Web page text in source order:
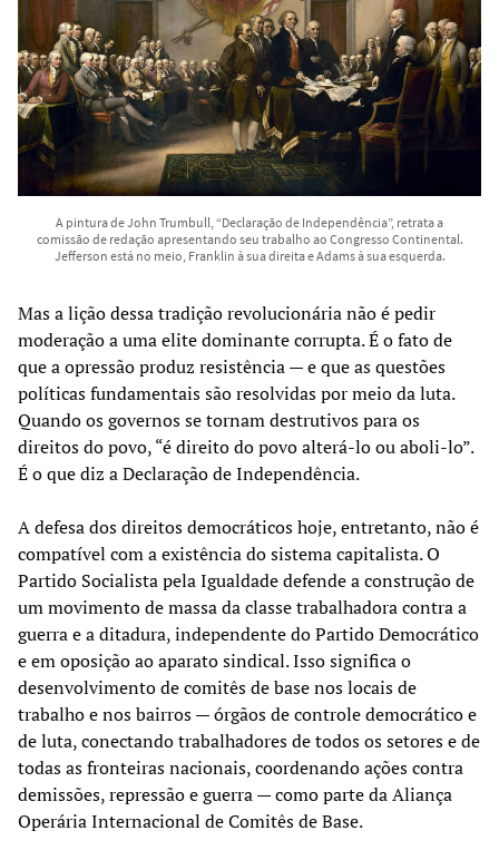
A pintura de John Trumbull, “Declaração de Independência”, retrata a
comissão de redação apresentando seu trabalho ao Congresso Continental.
Jefferson está no meio, Franklin à sua direita e Adams à sua esquerda.
Mas a lição dessa tradição revolucionária não é pedir
moderação a uma elite dominante corrupta. É o fato de
que a opressão produz resistência — e que as questões
políticas fundamentais são resolvidas por meio da luta.
Quando os governos se tornam destrutivos para os
direitos do povo, “é direito do povo alterá-lo ou aboli-lo”.
É o que diz a Declaração de Independência.
A defesa dos direitos democráticos hoje, entretanto, não é
compatível com a existência do sistema capitalista. O
Partido Socialista pela Igualdade defende a construção de
um movimento de massa da classe trabalhadora contra a
guerra e a ditadura, independente do Partido Democrático
e em oposição ao aparato sindical. Isso significa o
desenvolvimento de comitês de base nos locais de
trabalho e nos bairros — órgãos de controle democrático e
de luta, conectando trabalhadores de todos os setores e de
todas as fronteiras nacionais, coordenando ações contra
demissões, repressão e guerra — como parte da Aliança
Operária Internacional de Comitês de Base.